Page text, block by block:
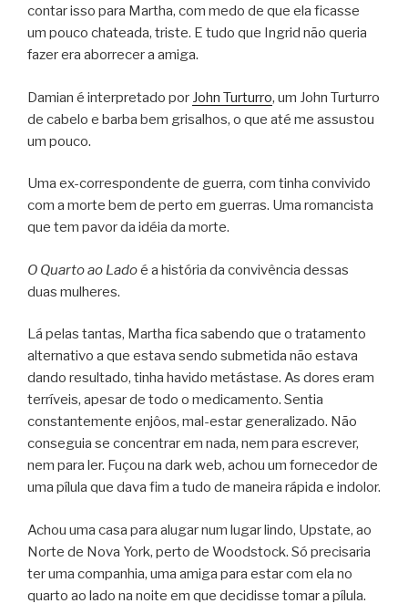
contar isso para Martha, com medo de que ela ficasse
um pouco chateada, triste. E tudo que Ingrid não queria
fazer era aborrecer a amiga.
Damian é interpretado por John Turturro, um John Turturro
de cabelo e barba bem grisalhos, o que até me assustou
um pouco.
Uma ex-correspondente de guerra, com tinha convivido
com a morte bem de perto em guerras. Uma romancista
que tem pavor da idéia da morte.
O Quarto ao Ladoé a história da convivência dessas
duas mulheres.
Lá pelas tantas, Martha fica sabendo que o tratamento
alternativo a que estava sendo submetida não estava
dando resultado, tinha havido metástase. As dores eram
terríveis, apesar de todo o medicamento. Sentia
constantemente enjôos, mal-estar generalizado. Não
conseguia se concentrar em nada, nem para escrever,
nem para ler. Fuçou na dark web, achou um fornecedor de
uma pílula que dava fim a tudo de maneira rápida e indolor.
Achou uma casa para alugar num lugar lindo, Upstate, ao
Norte de Nova York, perto de Woodstock. Só precisaria
ter uma companhia, uma amiga para estar com ela no
quarto ao lado na noite em que decidisse tomar a pílula.